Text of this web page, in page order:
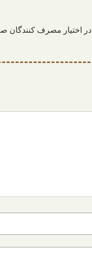
اختیار مصرف کنندگان